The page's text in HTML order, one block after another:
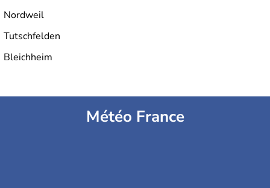
Nordweil
Tutschfelden
Bleichheim
Météo France